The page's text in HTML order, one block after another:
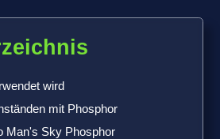
wird
mit Phosphor
Man's Sky Phosphor